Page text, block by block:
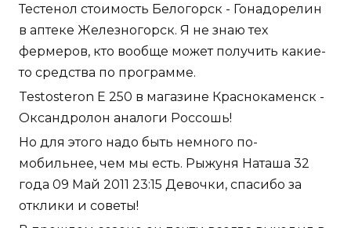
Тестенол стоимость Белогорск - Гонадорелин
в аптеке Железногорск. Я не знаю тех
фермеров, кто вообще может получить какие-
то средства по программе.
Testosteron E 250 в магазине Краснокаменск -
Оксандролон аналоги Россошь!
Но для этого надо быть немного по-
мобильнее, чем мы есть. Рыжуня Наташа 32
года 09 Май 2011 23:15 Девочки, спасибо за
отклики и советы!